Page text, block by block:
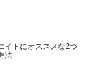
イトにオススメな2つ
法